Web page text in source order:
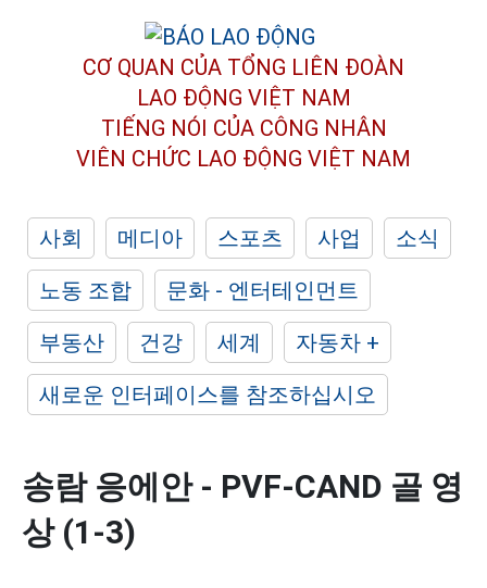
CƠ QUAN CỦA TỔNG LIÊN ĐOÀN
LAO ĐỘNG VIỆT NAM
TIẾNG NÓI CỦA CÔNG NHÂN
VIÊN CHỨC LAO ĐỘNG VIỆT NAM
사회 메디아 스포츠 사업
소식
노동 조합
문화 - 엔터테인먼트
부동산
건강 세계
자동차 +
새로운 인터페이스를 참조하십시오
송람 응에안 - PVF-CAND 골 영
상 (1-3)